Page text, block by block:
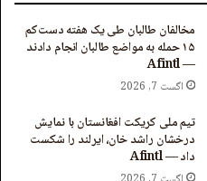
مخالفان طالبان طی یک هفته دست‌کم
۱۵ حمله به مواضع طالبان انجام دادند
— Afintl
اگست 7, 2026
تیم ملی کریکت افغانستان با نمایش
درخشان راشد خان، ایرلند را شکست
داد — Afintl